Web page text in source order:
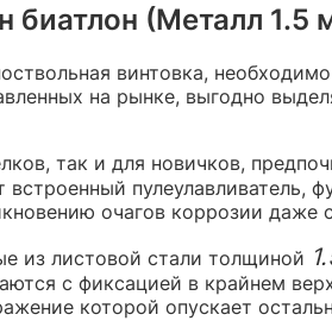
(Металл 1.5
винтовка,
на рынке, выгодно
так и для новичков,
встроенный пулеулавливатель,
очагов коррозии даже
из листовой стали толщиной
с фиксацией в крайнем
которой опускает